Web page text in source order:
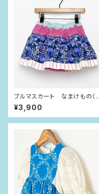
ブルマスカート なまけもの（8
0size）
¥3,900